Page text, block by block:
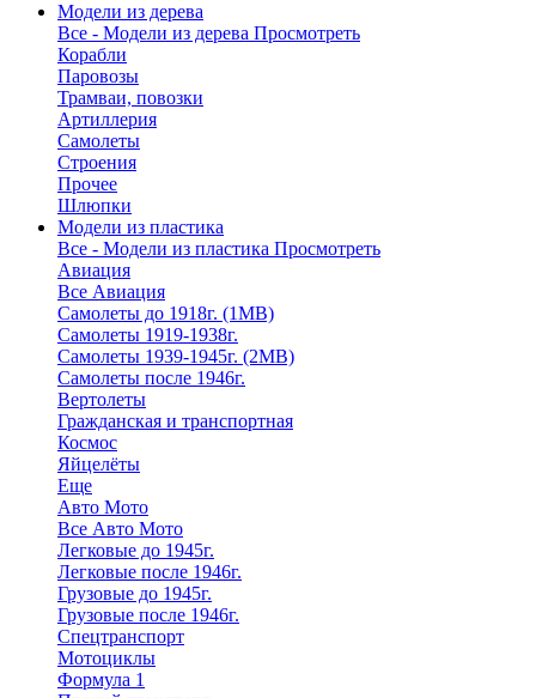
Модели из дерева
Все - Модели из дерева Просмотреть
Корабли
Паровозы
Трамваи, повозки
Артиллерия
Самолеты
Строения
Прочее
Шлюпки
Модели из пластика
Все - Модели из пластика Просмотреть
Авиация
Все Авиация
Самолеты до 1918г. (1МВ)
Самолеты 1919-1938г.
Самолеты 1939-1945г. (2МВ)
Самолеты после 1946г.
Вертолеты
Гражданская и транспортная
Космос
Яйцелёты
Еще
Авто Мото
Все Авто Мото
Легковые до 1945г.
Легковые после 1946г.
Грузовые до 1945г.
Грузовые после 1946г.
Спецтранспорт
Мотоциклы
Формула 1